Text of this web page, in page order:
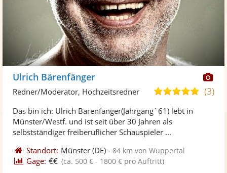
Ulrich Bärenfänger
4,8(3)
Redner/Moderator, Hochzeitsredner
Das bin ich: Ulrich Bärenfänger(Jahrgang`61) lebt in
Münster/Westf. und ist seit über 30 Jahren als
selbstständiger freiberuflicher Schauspieler ...
Standort: Münster (DE) -84 km von Wuppertal
Gage: €€ (ca. 500 € - 1800 € pro Auftritt)